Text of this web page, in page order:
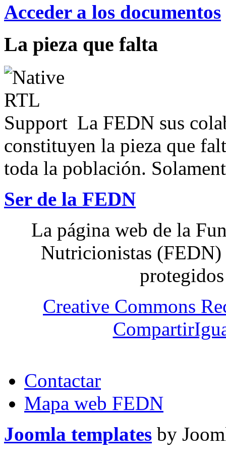
Acceder a los documentos
La pieza que falta
La FEDN sus
constituyen la pieza que
toda la población.
Ser de la FEDN
La página web de la
Nutricionistas (FEDN)
Creative Commons
Contactar
Mapa web FEDN
Joomla templates by